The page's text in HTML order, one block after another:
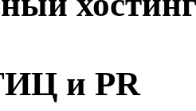
и PR